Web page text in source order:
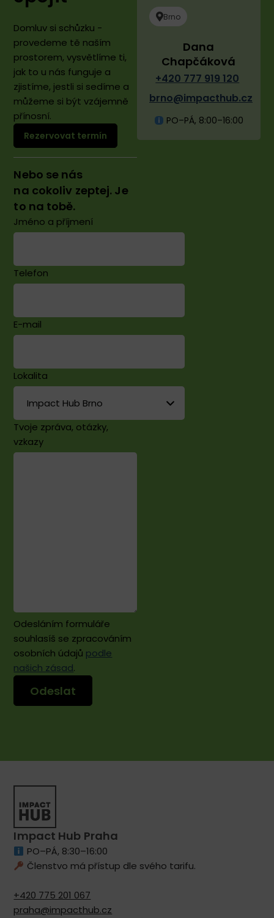
Domluv si schůzku -
provedeme tě naším
prostorem, vysvětlíme ti,
jak to u nás funguje a
zjistíme, jestli si sedíme a
můžeme si být vzájemně
přínosní.
Rezervovat termín
Nebo se nás
na cokoliv zeptej. Je
to na tobě.
Jméno a příjmení
Telefon
E-mail
Lokalita
Tvoje zpráva, otázky,
vzkazy
Odesláním formuláře
souhlasíš se zpracováním
osobních údajů podle
našich zásad.
Brno
Dana
Chapčáková
+420 777 919 120
brno@impacthub.cz
PO–PÁ, 8:00–16:00
Impact Hub Praha
PO–PÁ, 8:30–16:00
Členstvo má přístup dle svého tarifu.
+420 775 201 067
praha@impacthub.cz